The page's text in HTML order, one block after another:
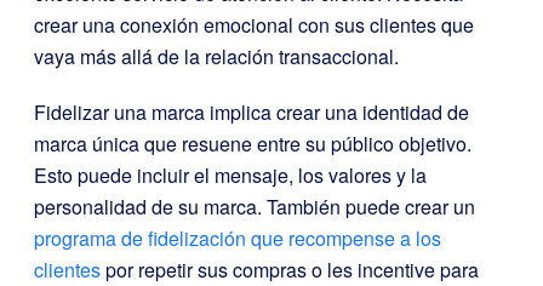
crear una conexión emocional con sus clientes que
vaya más allá de la relación transaccional.
Fidelizar una marca implica crear una identidad de
marca única que resuene entre su público objetivo.
Esto puede incluir el mensaje, los valores y la
personalidad de su marca. También puede crear un
programa de fidelización que recompense a los
clientespor repetir sus compras o les incentive para